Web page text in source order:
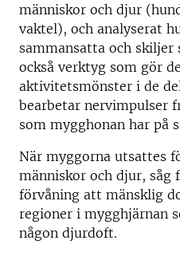
människor och djur
vaktel), och analyserat
sammansatta och skiljer
också verktyg som gör
aktivitetsmönster i de
bearbetar nervimpulser
som mygghonan har på
När myggorna utsattes
människor och djur, såg
förvåning att mänsklig
regioner i mygghjärnan
någon djurdoft.